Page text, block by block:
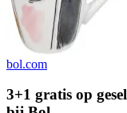
bol.com
3+1 gratis op